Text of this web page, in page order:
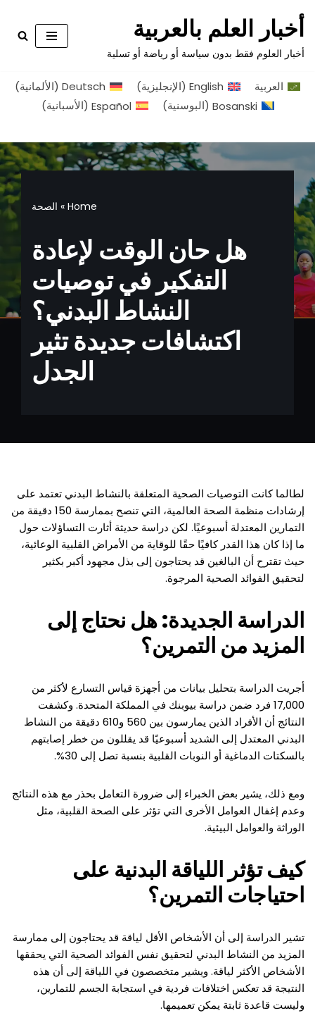
تخطى
إلى
أخبار العلم بالعربية
أخبار العلوم فقط بدون سياسة أو رياضة أو تسلية
العربية English
(الإنجليزية)
Deutsch
(الألمانية)
Bosanski
(البوسنية)
Español
(الأسبانية)
Home
» الصحة
هل حان الوقت لإعادة
التفكير في توصيات
النشاط البدني؟
اكتشافات جديدة تثير
الجدل
لطالما كانت التوصيات الصحية المتعلقة بالنشاط البدني تعتمد على
إرشادات منظمة الصحة العالمية، التي تنصح بممارسة 150 دقيقة من
التمارين المعتدلة أسبوعيًا. لكن دراسة حديثة أثارت التساؤلات حول
ما إذا كان هذا القدر كافيًا حقًا للوقاية من الأمراض القلبية الوعائية،
حيث تقترح أن البالغين قد يحتاجون إلى بذل مجهود أكبر بكثير
لتحقيق الفوائد الصحية المرجوة.
الدراسة الجديدة: هل نحتاج إلى
المزيد من التمرين؟
أجريت الدراسة بتحليل بيانات من أجهزة قياس التسارع لأكثر من
17,000 فرد ضمن دراسة بيوبنك في المملكة المتحدة. وكشفت
النتائج أن الأفراد الذين يمارسون بين 560 و610 دقيقة من النشاط
البدني المعتدل إلى الشديد أسبوعيًا قد يقللون من خطر إصابتهم
بالسكتات الدماغية أو النوبات القلبية بنسبة تصل إلى 30%.
ومع ذلك، يشير بعض الخبراء إلى ضرورة التعامل بحذر مع هذه النتائج
وعدم إغفال العوامل الأخرى التي تؤثر على الصحة القلبية، مثل
الوراثة والعوامل البيئية.
كيف تؤثر اللياقة البدنية على
احتياجات التمرين؟
تشير الدراسة إلى أن الأشخاص الأقل لياقة قد يحتاجون إلى ممارسة
المزيد من النشاط البدني لتحقيق نفس الفوائد الصحية التي يحققها
الأشخاص الأكثر لياقة. ويشير متخصصون في اللياقة إلى أن هذه
النتيجة قد تعكس اختلافات فردية في استجابة الجسم للتمارين،
وليست قاعدة ثابتة يمكن تعميمها.